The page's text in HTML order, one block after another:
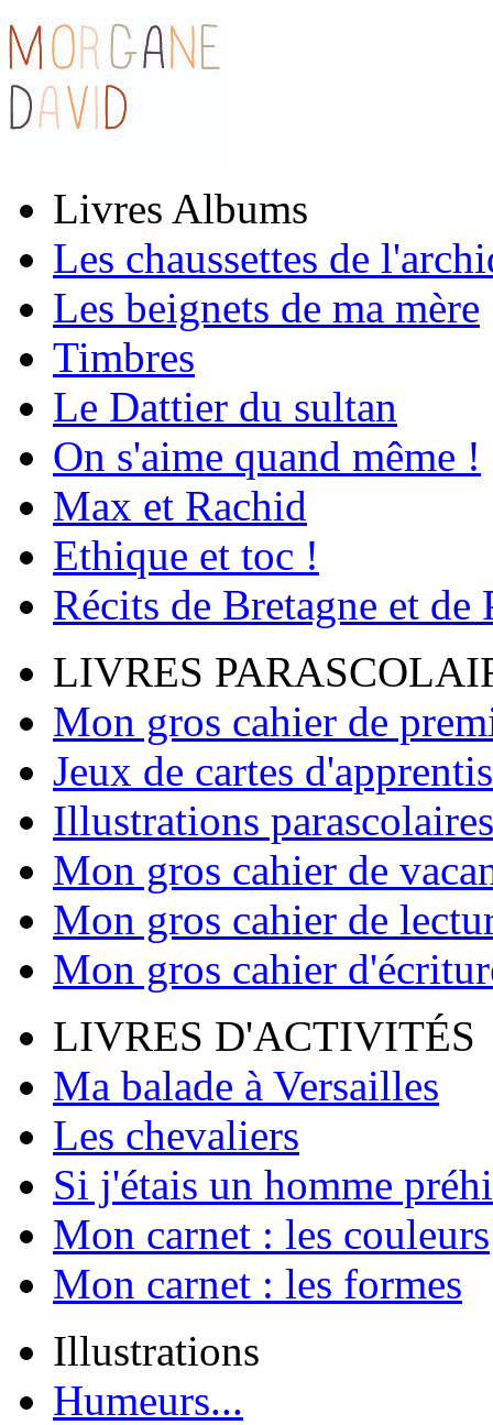
Livres Albums
Les chaussettes de
Les beignets de ma mère
Timbres
Le Dattier du sultan
On s'aime quand même !
Max et Rachid
Ethique et toc !
Récits de Bretagne et de
LIVRES
Mon gros cahier de
Jeux de cartes
Illustrations parascolaires
Mon gros cahier de
Mon gros cahier de
Mon gros cahier
LIVRES D'ACTIVITÉS
Ma balade à Versailles
Les chevaliers
Si j'étais un homme
Mon carnet : les couleurs
Mon carnet : les formes
Illustrations
Humeurs...